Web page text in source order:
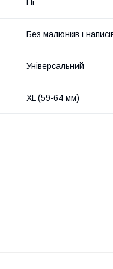
Ні
Без малюнків і
Універсальний
XL (59-64 мм)